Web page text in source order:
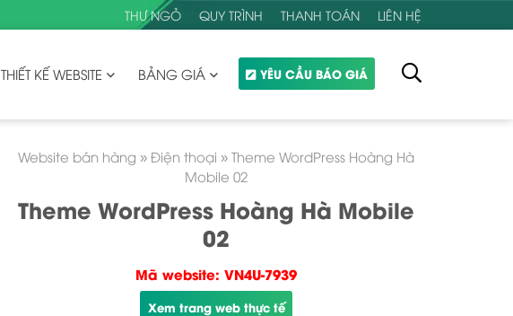
THƯ NGỎ QUY TRÌNH THANH TOÁN LIÊN HỆ
THIẾT KẾ WEBSITE BẢNG GIÁ YÊU CẦU BÁO GIÁ
Website bán hàng »Điện thoại »Theme WordPress Hoàng Hà
Mobile 02
Theme WordPress Hoàng Hà Mobile
02
Mã website: VN4U-7939
Xem trang web thực tế